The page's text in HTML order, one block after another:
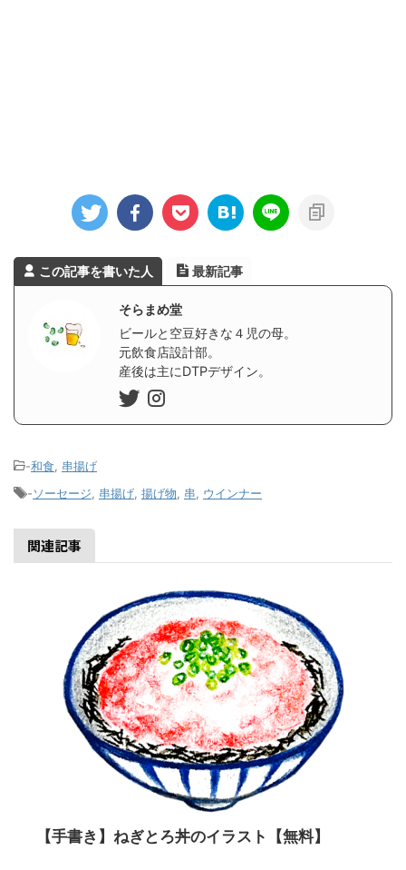
この記事を書いた人 最新記事
そらまめ堂
ビールと空豆好きな４児の母。
元飲食店設計部。
産後は主にDTPデザイン。
-和食, 串揚げ
-ソーセージ, 串揚げ, 揚げ物, 串, ウインナー
関連記事
【手書き】ねぎとろ丼のイラスト【無料】